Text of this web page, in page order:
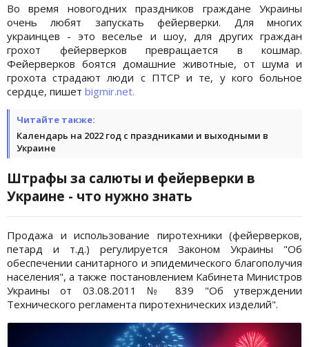
Во время новогодних праздников граждане Украины
очень любят запускать фейерверки. Для многих
украинцев - это веселье и шоу, для других граждан
грохот фейерверков превращается в кошмар.
Фейерверков боятся домашние животные, от шума и
грохота страдают люди с ПТСР и те, у кого больное
сердце, пишет bigmir.net.
Читайте также:
Календарь на 2022 год с праздниками и выходными в
Украине
Штрафы за салюты и фейерверки в
Украине - что нужно знать
Продажа и использование пиротехники (фейерверков,
петард и т.д.) регулируется Законом Украины "Об
обеспечении санитарного и эпидемического благополучия
населения", а также постановлением Кабинета Министров
Украины от 03.08.2011 № 839 "Об утверждении
Технического регламента пиротехнических изделий".